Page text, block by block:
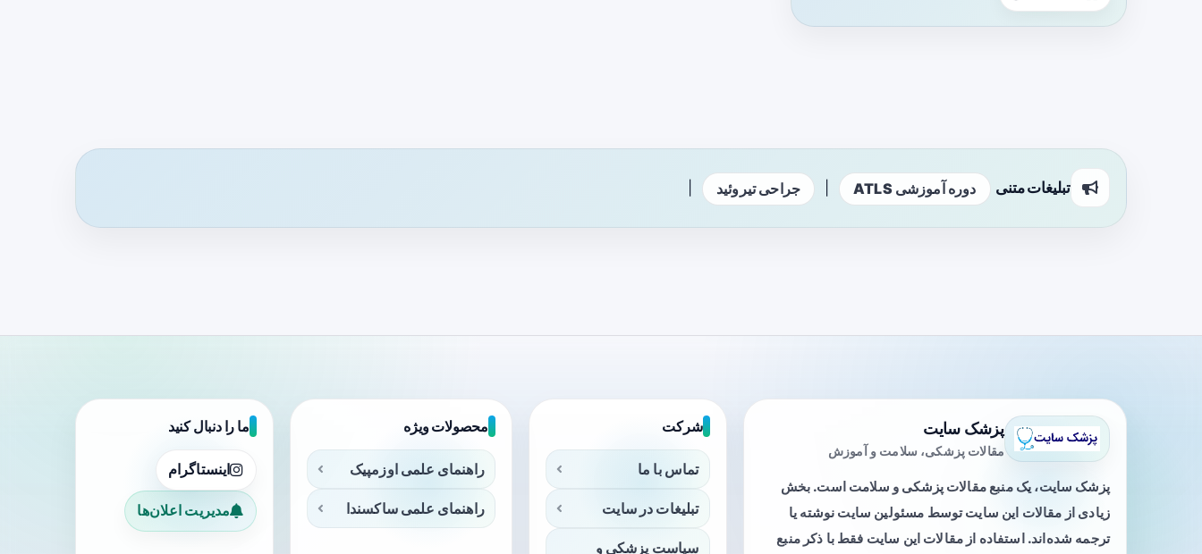
تبلیغات متنی دوره آموزشی ATLS جراحی تیروئید
پزشک سایت
مقالات پزشکی، سلامت و آموزش
پزشک سایت، یک منبع مقالات پزشکی و سلامت است. بخش
زیادی از مقالات این سایت توسط مسئولین سایت نوشته یا
ترجمه شده‌اند. استفاده از مقالات این سایت فقط با ذکر منبع
شرکت
تماس با ما
تبلیغات در سایت
سیاست پزشکی و
محصولات ویژه
راهنمای علمی اوزمپیک
راهنمای علمی ساکسندا
ما را دنبال کنید
اینستاگرام
مدیریت اعلان‌ها